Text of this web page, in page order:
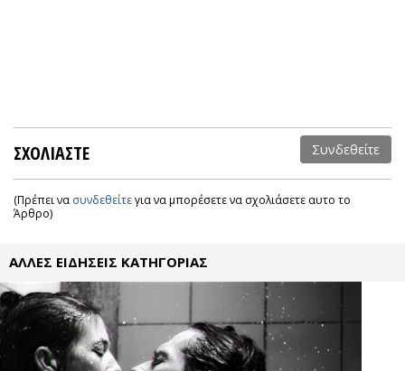
ΣΧΟΛΙΑΣΤΕ Συνδεθείτε
(Πρέπει να συνδεθείτεγια να μπορέσετε να σχολιάσετε αυτο το
Άρθρο)
ΑΛΛΕΣ ΕΙΔΗΣΕΙΣ ΚΑΤΗΓΟΡΙΑΣ